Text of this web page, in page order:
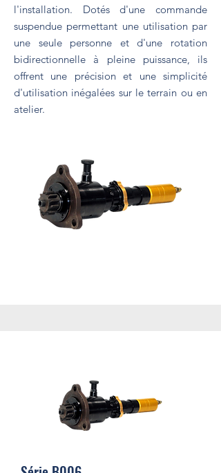
l'installation. Dotés d'une commande
suspendue permettant une utilisation par
une seule personne et d'une rotation
bidirectionnelle à pleine puissance, ils
offrent une précision et une simplicité
d'utilisation inégalées sur le terrain ou en
atelier.